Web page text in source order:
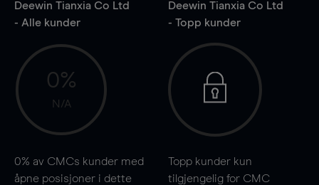
Deewin Tianxia Co Ltd
- Alle kunder
0%
N/A
0% av CMCs kunder med
åpne posisjoner i dette
Deewin Tianxia Co Ltd
- Topp kunder
Topp kunder kun
tilgjengelig for CMC